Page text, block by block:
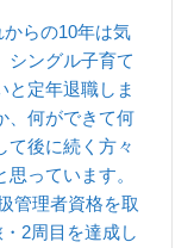
らの10年は気
シングル子育て
と定年退職しま
、何ができて何
て後に続く方々
っています。
管理者資格を取
2周目を達成し